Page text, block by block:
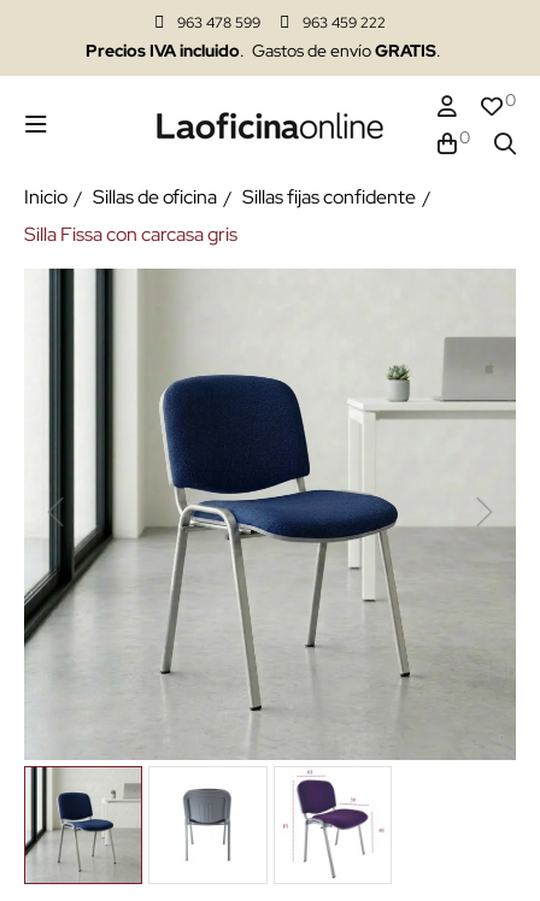
963 478 599 963 459 222
Precios IVA incluido. Gastos de envíoGRATIS.
0
0
Inicio Sillas de oficina
Sillas fijas confidente
Silla Fissa con carcasa gris